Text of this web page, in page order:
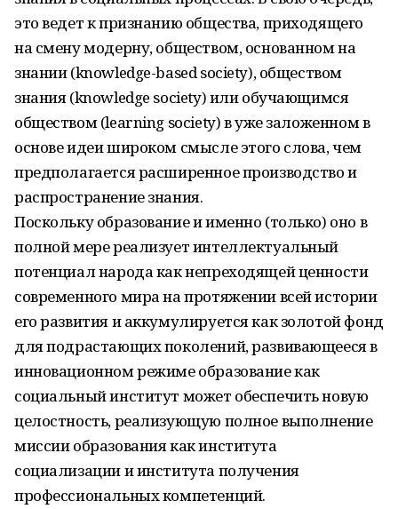
это ведет к признанию общества, приходящего
на смену модерну, обществом, основанном на
знании (knowledge-based society), обществом
знания (knowledge society) или обучающимся
обществом (learning society) в уже заложенном в
основе идеи широком смысле этого слова, чем
предполагается расширенное производство и
распространение знания.
Поскольку образование и именно (только) оно в
полной мере реализует интеллектуальный
потенциал народа как непреходящей ценности
современного мира на протяжении всей истории
его развития и аккумулируется как золотой фонд
для подрастающих поколений, развивающееся в
инновационном режиме образование как
социальный институт может обеспечить новую
целостность, реализующую полное выполнение
миссии образования как института
социализации и института получения
профессиональных компетенций.